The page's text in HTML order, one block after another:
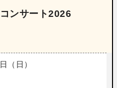
ンサート2026
（日）